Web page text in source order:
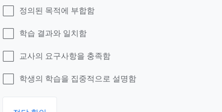
정의된 목적에 부합함
학습 결과와 일치함
교사의 요구사항을 충족함
학생의 학습을 집중적으로 설명함